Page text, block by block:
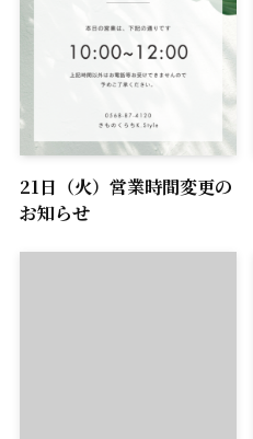
21日（火）営業時間変更の
お知らせ